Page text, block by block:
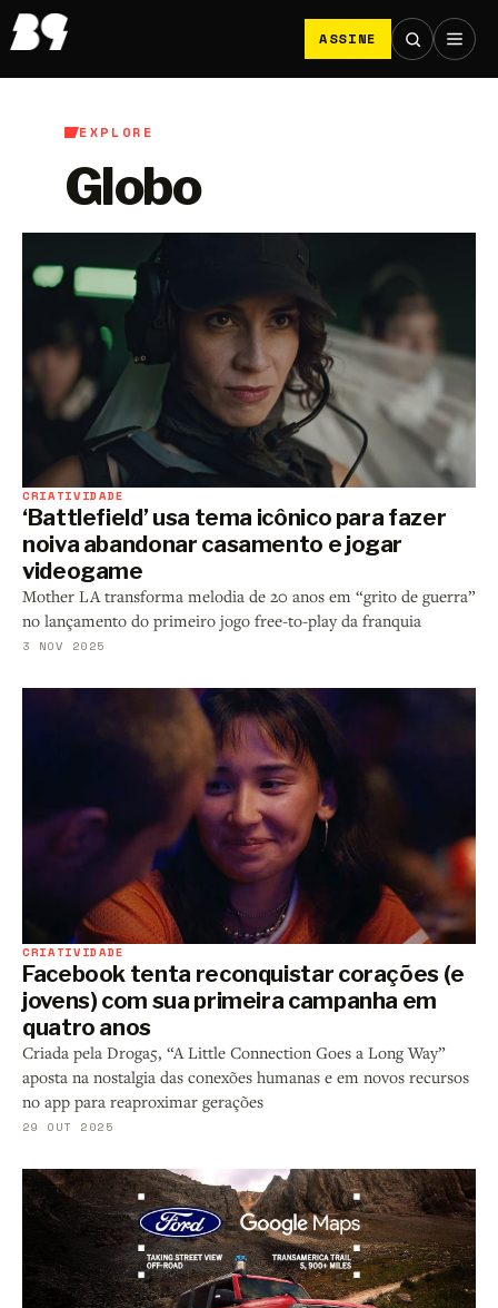
ASSINE
EXPLORE
Globo
CRIATIVIDADE
‘Battlefield’ usa tema icônico para fazer
noiva abandonar casamento e jogar
videogame
Mother LA transforma melodia de 20 anos em “grito de guerra”
no lançamento do primeiro jogo free-to-play da franquia
3 NOV 2025
CRIATIVIDADE
Facebook tenta reconquistar corações (e
jovens) com sua primeira campanha em
quatro anos
Criada pela Droga5, “A Little Connection Goes a Long Way”
aposta na nostalgia das conexões humanas e em novos recursos
no app para reaproximar gerações
29 OUT 2025